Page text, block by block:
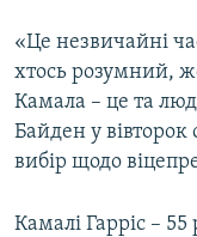
«Це незвичайні
хтось розумний,
Камала – це та
Байден у вівторок
вибір щодо
Камалі Гарріс – 55